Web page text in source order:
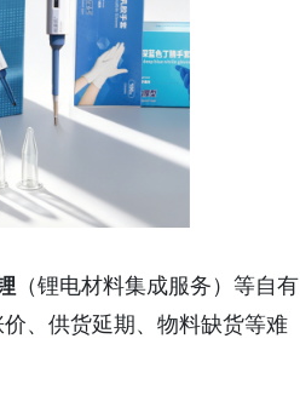
（锂电材料集成服务）等自有
、供货延期、物料缺货等难